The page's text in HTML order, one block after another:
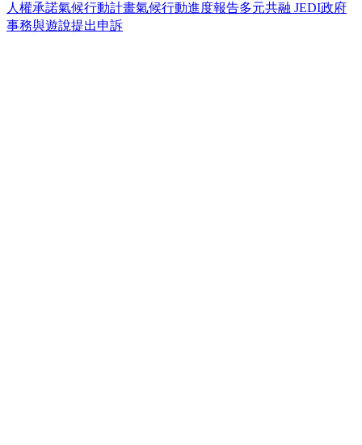
人權承諾氣候行動計畫氣候行動進度報告多元共融 JEDI政府
事務與遊說提出申訴